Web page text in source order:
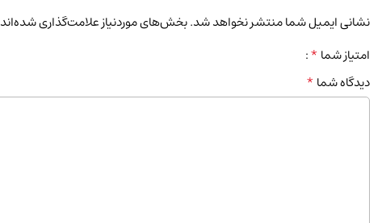
نشانی ایمیل شما منتشر نخواهد شد.بخش‌های موردنیاز علامت‌گذاری شده‌اند
امتیاز شما*
دیدگاه شما*